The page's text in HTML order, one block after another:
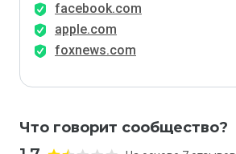
facebook.com
apple.com
foxnews.com
Что говорит сообщество?